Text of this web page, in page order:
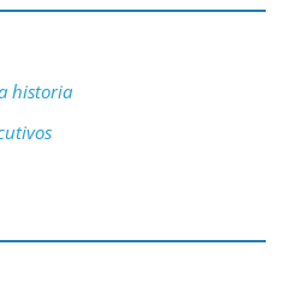
historia